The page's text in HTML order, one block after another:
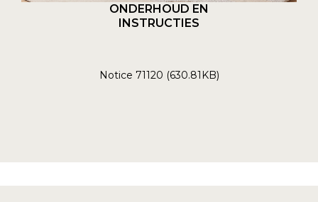
ONDERHOUD EN
INSTRUCTIES
Notice 71120 (630.81KB)